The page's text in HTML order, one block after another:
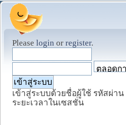
Please login or register.
เข้าสู่ระบบด้วยชื่อผู้ใช้ รหัสผ่าน
ระยะเวลาในเซสชั่น